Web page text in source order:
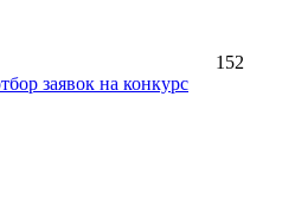
152
заявок на конкурс